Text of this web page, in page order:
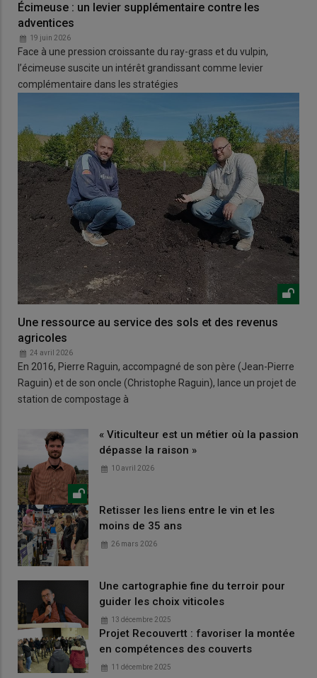
Écimeuse : un levier supplémentaire contre les
adventices
19 juin 2026
Face à une pression croissante du ray-grass et du vulpin,
l’écimeuse suscite un intérêt grandissant comme levier
complémentaire dans les stratégies
Une ressource au service des sols et des revenus
agricoles
24 avril 2026
En 2016, Pierre Raguin, accompagné de son père (Jean-Pierre
Raguin) et de son oncle (Christophe Raguin), lance un projet de
station de compostage à
« Viticulteur est un métier où la passion
dépasse la raison »
10 avril 2026
Retisser les liens entre le vin et les
moins de 35 ans
26 mars 2026
Une cartographie fine du terroir pour
guider les choix viticoles
13 décembre 2025
Projet Recouvertt : favoriser la montée
en compétences des couverts
11 décembre 2025